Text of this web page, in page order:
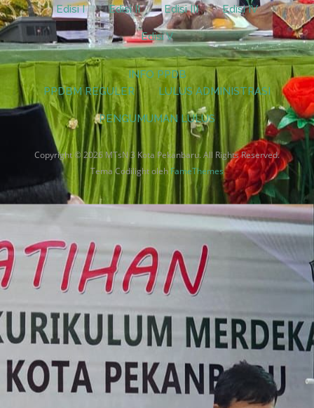
Edisi I
Edisi II Edisi III Edisi IV
Edisi V
INFO PPDB
PPDBM REGULER
LULUS ADMINISTRASI
PENGUMUMAN LULUS
Copyright © 2026 MTsN 3 Kota Pekanbaru. All Rights Reserved.
Tema Codilight oleh FameThemes